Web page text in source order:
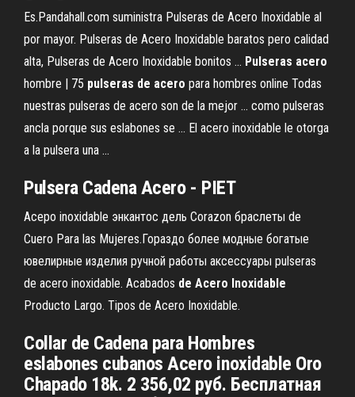
Es.Pandahall.com suministra Pulseras de Acero Inoxidable al
por mayor. Pulseras de Acero Inoxidable baratos pero calidad
alta, Pulseras de Acero Inoxidable bonitos ... Pulseras acero
hombre | 75 pulseras de acero para hombres online Todas
nuestras pulseras de acero son de la mejor ... como pulseras
ancla porque sus eslabones se ... El acero inoxidable le otorga
a la pulsera una ...
PulseraCadenaAcero- PIET
Асеро inoxidable энкантос дель Corazon браслеты de
Cuero Para las Mujeres.Гораздо более модные богатые
ювелирные изделия ручной работы аксессуары pulseras
de acero inoxidable. Acabados de Acero Inoxidable
Producto Largo. Tipos de Acero Inoxidable.
Collar de Cadena para Hombres
eslabones cubanos Acero inoxidable Oro
Chapado 18k. 2 356,02 руб. Бесплатная